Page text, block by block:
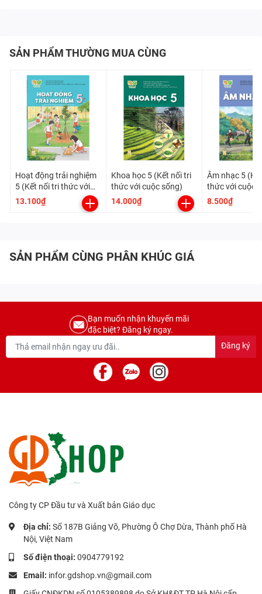
SẢN PHẨM THƯỜNG MUA CÙNG
Hoạt động trải nghiệm
5 (Kết nối tri thức với
cuộc sống)
13.100₫
Khoa học 5 (Kết nối tri
thức với cuộc sống)
14.000₫
Âm nhạc 5
thức với cuộc
8.500₫
SẢN PHẨM CÙNG PHÂN KHÚC GIÁ
Bạn muốn nhận khuyến mãi
đặc biệt? Đăng ký ngay.
Đăng ký
Công ty CP Đầu tư và Xuất bản Giáo dục
Địa chỉ: Số 187B Giảng Võ, Phường Ô Chợ Dừa, Thành phố Hà
Nội, Việt Nam
Số điện thoại: 0904779192
Email: infor.gdshop.vn@gmail.com